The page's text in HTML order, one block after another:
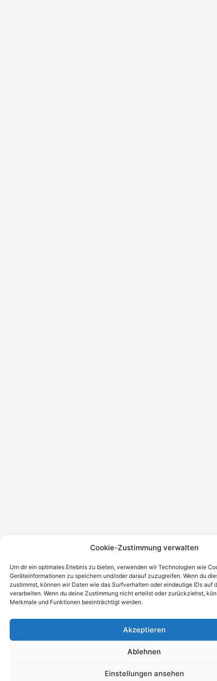
Cookie-Zustimmung verwalten
Um dir ein optimales Erlebnis zu bieten, verwenden wir Technologien wie
Geräteinformationen zu speichern und/oder darauf zuzugreifen. Wenn du
zustimmst, können wir Daten wie das Surfverhalten oder eindeutige IDs auf
verarbeiten. Wenn du deine Zustimmung nicht erteilst oder zurückziehst,
Merkmale und Funktionen beeinträchtigt werden.
Akzeptieren
Ablehnen
Einstellungen ansehen